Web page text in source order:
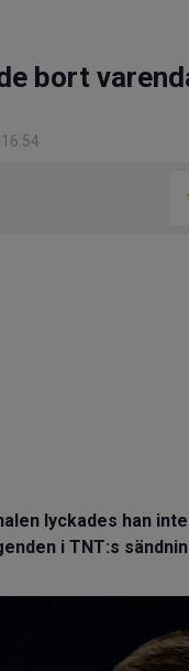
bort
lyckades han
i TNT:s